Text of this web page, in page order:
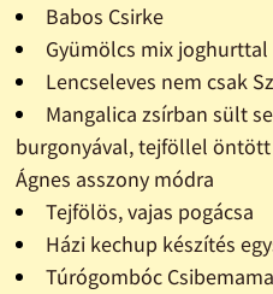
Babos Csirke
Gyümölcs mix joghurttal
Lencseleves nem csak
Mangalica zsírban sült
burgonyával, tejföllel öntött
Ágnes asszony módra
Tejfölös, vajas pogácsa
Házi kechup készítés
Túrógombóc